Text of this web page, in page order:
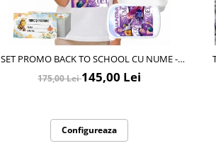
SET PROMO BACK TO SCHOOL CU NUME -
KPOP DEMON HUNTERS - PURPLE TRICOU +
CUTIE + BIDON PERSONALIZAT PENTRU
175,00 Lei145,00 Lei
Configureaza